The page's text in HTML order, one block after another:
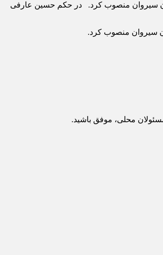
سیروان منصوب کرد. در حکم حسین عارفی
سیروان منصوب کرد.
محلی، موفق باشید.